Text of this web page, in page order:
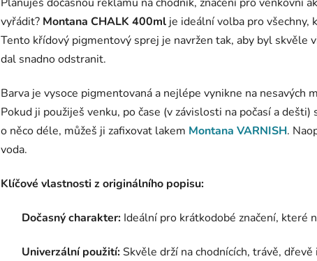
vyřádit? Montana CHALK 400ml je ideální volba pro
Tento křídový pigmentový sprej je navržen tak, aby byl skvěle
dal snadno odstranit.
Barva je vysoce pigmentovaná a nejlépe vynikne na nesavých
Pokud ji použiješ venku, po čase (v závislosti na počasí a
o něco déle, můžeš ji zafixovat lakem Montana VARNISH.
voda.
Klíčové vlastnosti z originálního popisu:
Dočasný charakter: Ideální pro krátkodobé značení, které
Univerzální použití:Skvěle drží na chodnících, trávě, dřevě